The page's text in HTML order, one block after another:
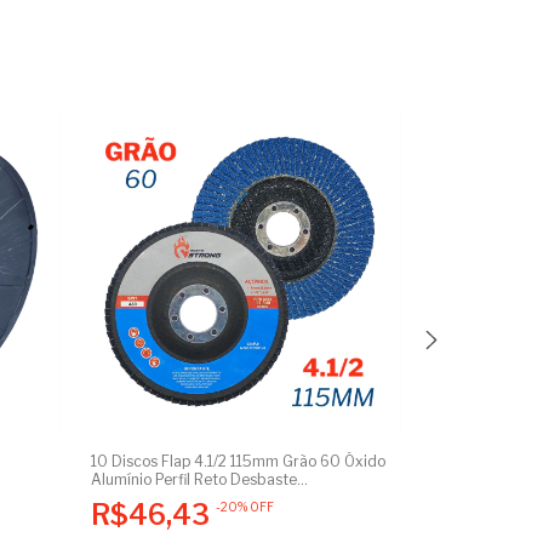
10 Discos Flap 4.1/2 115mm Grão 60 Óxido
Alumínio Perfil Reto Desbaste
Esmerilhadeira
R$46,43 -20% OFF